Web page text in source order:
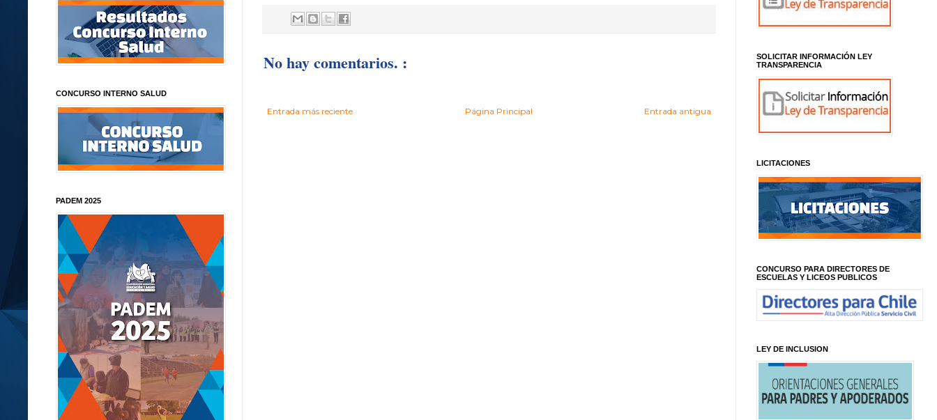
No hay comentarios. :
Entrada más reciente Entrada antigua
Página Principal
CONCURSO INTERNO SALUD
PADEM 2025
SOLICITAR INFORMACIÓN LEY
TRANSPARENCIA
LICITACIONES
CONCURSO PARA DIRECTORES DE
ESCUELAS Y LICEOS PUBLICOS
LEY DE INCLUSION